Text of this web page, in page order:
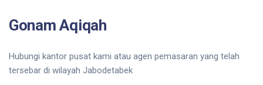
Gonam Aqiqah
Hubungi kantor pusat kami atau agen pemasaran yang telah
tersebar di wilayah Jabodetabek